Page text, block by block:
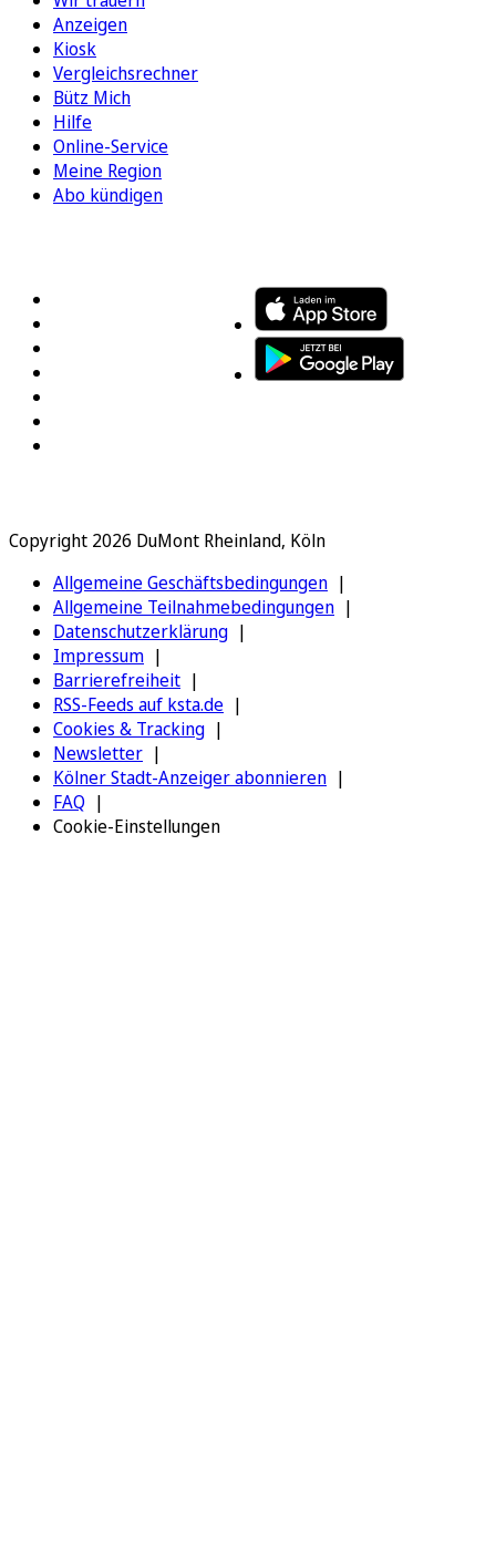
Anzeigen
Kiosk
Vergleichsrechner
Bütz Mich
Hilfe
Online-Service
Meine Region
Abo kündigen
Copyright 2026 DuMont Rheinland, Köln
Allgemeine Geschäftsbedingungen
Allgemeine Teilnahmebedingungen
Datenschutzerklärung
Impressum
Barrierefreiheit
RSS-Feeds auf ksta.de
Cookies & Tracking
Newsletter
Kölner Stadt-Anzeiger abonnieren
FAQ
Cookie-Einstellungen